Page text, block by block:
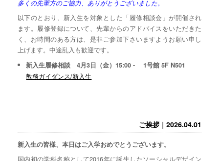
多くの先輩方のご協力、ありがとうございました。
以下のとおり、新入生を対象とした「履修相談会」が開催され
ます。履修登録について、先輩からのアドバイスをいただきた
く、お時間のある方は、是非ご参加下さいますようお願い申し
上げます。中途乱入も歓迎です。
新入生履修相談 4月3日（金）15:00 - 1号館 5F N501
教務ガイダンス/新入生
ご挨拶｜2026.04.01
新入生の皆様、本日はご入学おめでとうございます。
国内初の学科名称として2016年に誕生したソーシャルデザイン